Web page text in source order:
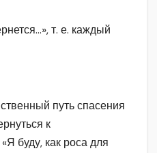
т. е. каждый
путь спасения
к
буду, как роса для